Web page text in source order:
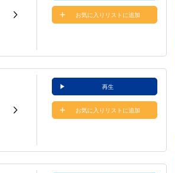
お気に入りリストに追加
再生
お気に入りリストに追加